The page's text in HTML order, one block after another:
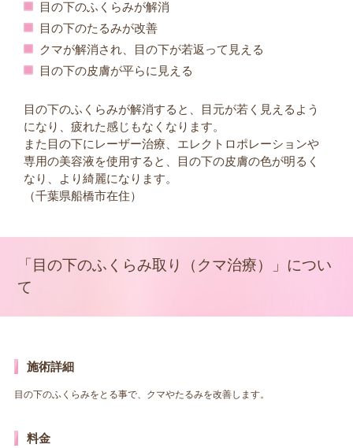
目の下のふくらみが解消
目の下のたるみが改善
クマが解消され、目の下が若返って見える
目の下の皮膚が平らに見える
目の下のふくらみが解消すると、目元が若く見えるよう
になり、疲れた感じもなくなります。
また目の下にレーザー治療、エレクトロポレーションや
専用の美容液を使用すると、目の下の皮膚の色が明るく
なり、より綺麗になります。
（千葉県船橋市在住）
「目の下のふくらみ取り（クマ治療）」につい
て
施術詳細
目の下のふくらみをとる事で、クマやたるみを改善します。
料金